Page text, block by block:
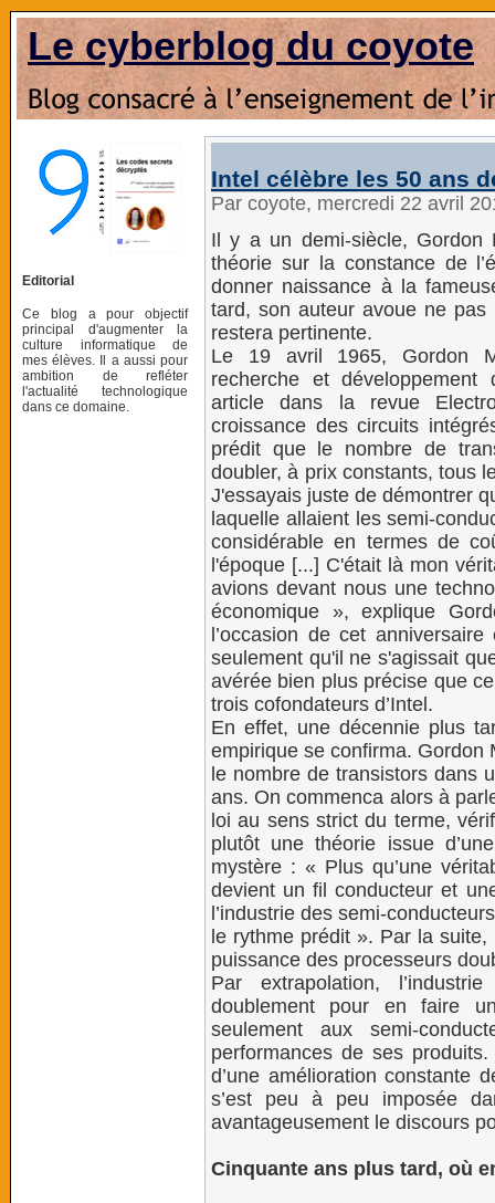
Le cyberblog du coyote
Editorial
Ce blog a pour objectif
principal d'augmenter la
culture informatique de
mes élèves. Il a aussi pour
ambition de refléter
l'actualité technologique
dans ce domaine.
Intel célèbre les 50 ans
Par coyote, mercredi 22 avril
Il y a un demi-siècle, Gordon
théorie sur la constance de
donner naissance à la
tard, son auteur avoue ne
restera pertinente.
Le 19 avril 1965, Gordon
recherche et développement
article dans la revue
croissance des circuits
prédit que le nombre de
doubler, à prix constants, tous
J'essayais juste de démontrer
laquelle allaient les semi-
considérable en termes de
l'époque [...] C'était là mon
avions devant nous une
économique », explique
l’occasion de cet
seulement qu'il ne s'agissait
avérée bien plus précise que
trois cofondateurs d’Intel.
En effet, une décennie plus
empirique se confirma. Gordon
le nombre de transistors dans
ans. On commenca alors à
loi au sens strict du terme,
plutôt une théorie issue
mystère : « Plus qu’une
devient un fil conducteur et
l’industrie des semi-
le rythme prédit ». Par la
puissance des processeurs
Par extrapolation,
doublement pour en faire
seulement aux semi-
performances de ses
d’une amélioration constante
s’est peu à peu imposée
avantageusement le discours
Cinquante ans plus tard, où